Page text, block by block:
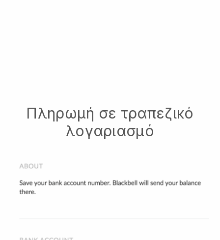
Πληρωμή σε τραπεζικό
λογαριασμό